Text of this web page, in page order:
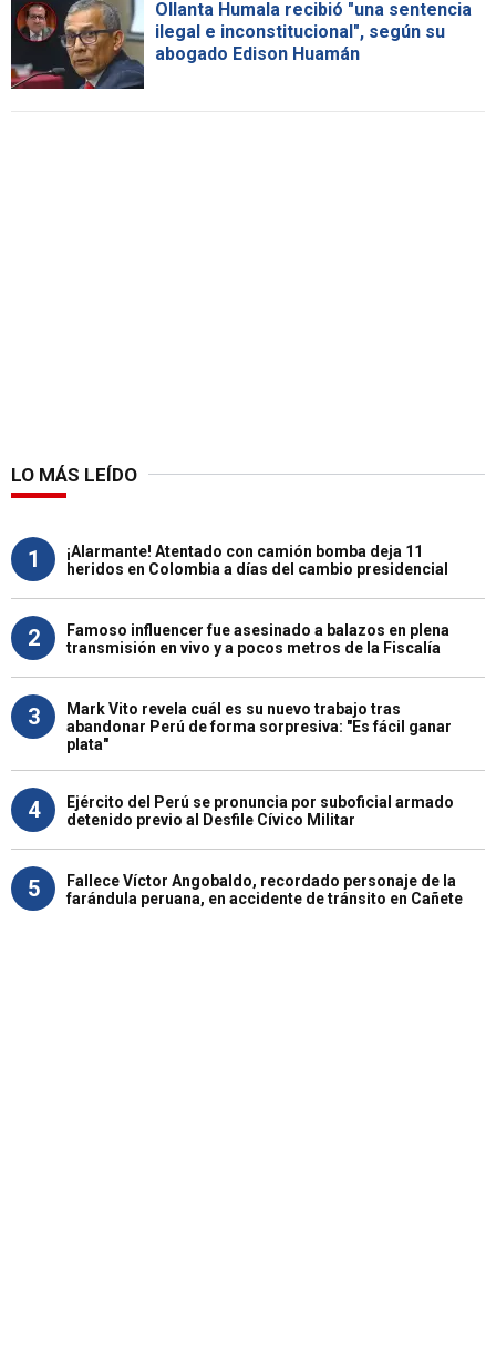
Ollanta Humala recibió "una sentencia
ilegal e inconstitucional", según su
abogado Edison Huamán
LO MÁS LEÍDO
1
¡Alarmante! Atentado con camión bomba deja 11
heridos en Colombia a días del cambio presidencial
2
Famoso influencer fue asesinado a balazos en plena
transmisión en vivo y a pocos metros de la Fiscalía
3
Mark Vito revela cuál es su nuevo trabajo tras
abandonar Perú de forma sorpresiva: "Es fácil ganar
plata"
4
Ejército del Perú se pronuncia por suboficial armado
detenido previo al Desfile Cívico Militar
5
Fallece Víctor Angobaldo, recordado personaje de la
farándula peruana, en accidente de tránsito en Cañete